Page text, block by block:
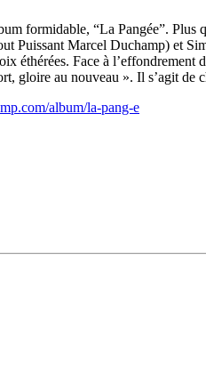
formidable, “La Pangée”.
Puissant Marcel Duchamp) et
éthérées. Face à
gloire au nouveau ». Il s’agit de
album/la-pang-e